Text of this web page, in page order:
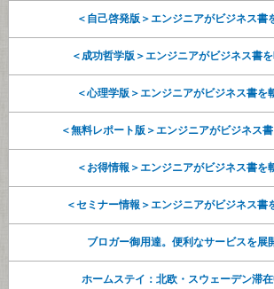
＜自己啓発版＞エンジニアがビジネス書
＜成功哲学版＞エンジニアがビジネス書を
＜心理学版＞エンジニアがビジネス書を
＜無料レポート版＞エンジニアがビジネス書
＜お得情報＞エンジニアがビジネス書を
＜セミナー情報＞エンジニアがビジネス書
ブロガー御用達。便利なサービスを展
ホームステイ：北欧・スウェーデン滞在